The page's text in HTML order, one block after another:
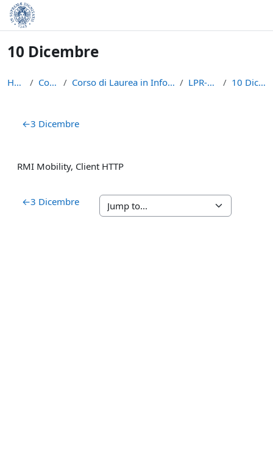
Skip to main content
10 Dicembre
Home Courses Corso di Laurea in Informatica (L-31) LPR-A2021 10 Dicembre
Section outline
←3 Dicembre
RMI Mobility, Client HTTP
←3 Dicembre